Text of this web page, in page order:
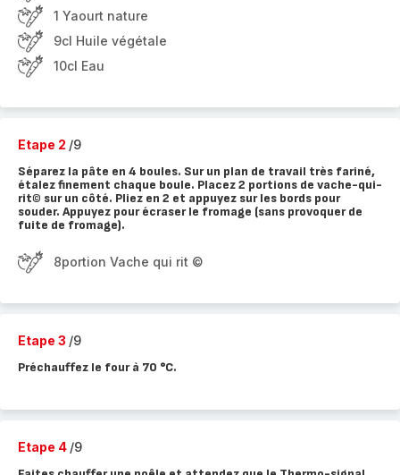
1 Yaourt nature
9cl Huile végétale
10cl Eau
Etape 2 /9
Séparez la pâte en 4 boules. Sur un plan de travail très fariné,
étalez finement chaque boule. Placez 2 portions de vache-qui-
rit© sur un côté. Pliez en 2 et appuyez sur les bords pour
souder. Appuyez pour écraser le fromage (sans provoquer de
fuite de fromage).
8portion Vache qui rit ©
Etape 3 /9
Préchauffez le four à 70 °C.
Etape 4 /9